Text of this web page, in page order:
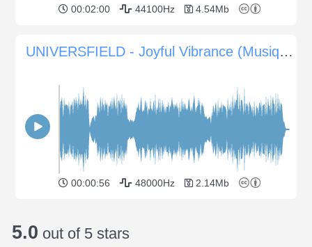
00:02:00 44100Hz 4.54Mb
UNIVERSFIELD - Joyful Vibrance (Musique entraînante pour les animations et les publicités)
00:00:56 48000Hz 2.14Mb
5.0 out of 5 stars